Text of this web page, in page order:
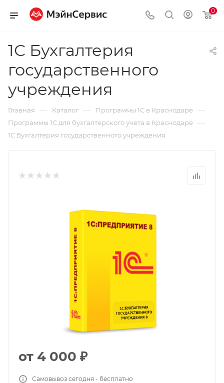
0
1С Бухгалтерия
государственного
учреждения
Главная — Каталог — Программы 1С в Краснодаре —
Программы 1С для бухгалтерского учета в Краснодаре —
1С Бухгалтерия государственного учреждения
от 4 000 ₽
Самовывоз сегодня - бесплатно